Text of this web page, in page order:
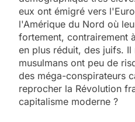
eux ont émigré vers
l'Amérique du Nord où
fortement, contrairement
en plus réduit, des juifs.
musulmans ont peu de
des méga-conspirateurs
reprocher la Révolution
capitalisme moderne ?